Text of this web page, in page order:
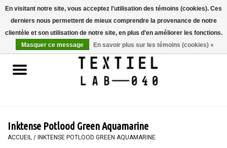
Accueil
LIVRES
PEINTURE
Inktense Potlood Green Aquamarine
ACCUEIL / INKTENSE POTLOOD GREEN AQUAMARINE
En visitant notre site, vous acceptez l'utilisation des témoins (cookies). Ces
derniers nous permettent de mieux comprendre la provenance de notre
clientèle et son utilisation de notre site, en plus d'en améliorer les fonctions.
Masquer ce message
En savoir plus sur les témoins (cookies) »